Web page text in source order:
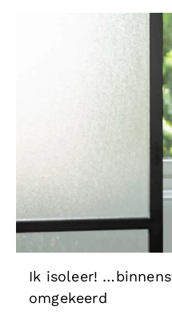
Ik isoleer!
omgekeerd